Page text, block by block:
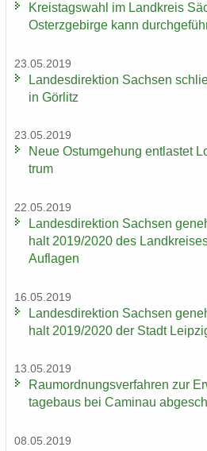
Kreis­tags­wahl im Land­kreis
Osterzgebirge kann
23.05.2019
Lan­des­di­rek­ti­on Sach­sen
in Gör­litz
23.05.2019
Neue Ost­um­ge­hung ent­las­tet
trum
22.05.2019
Lan­des­di­rek­ti­on Sach­sen
halt 2019/2020 des
Auf­la­gen
16.05.2019
Lan­des­di­rek­ti­on Sach­sen
halt 2019/2020 der Stadt
13.05.2019
Raum­ord­nungs­ver­fah­ren zur
ta­ge­baus bei Ca­min­au
08.05.2019